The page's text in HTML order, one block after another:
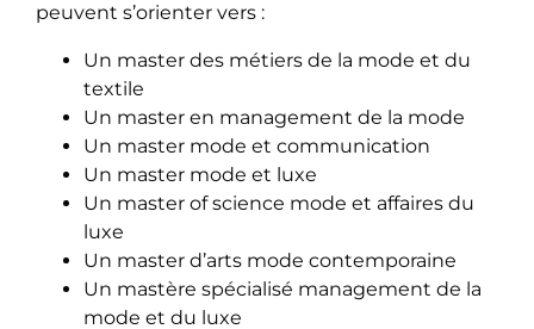
peuvent s’orienter vers :
Un master des métiers de la mode et du
textile
Un master en management de la mode
Un master mode et communication
Un master mode et luxe
Un master of science mode et affaires du
luxe
Un master d’arts mode contemporaine
Un mastère spécialisé management de la
mode et du luxe